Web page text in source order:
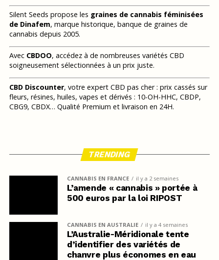
Silent Seeds propose les graines de cannabis féminisées
de Dinafem, marque historique, banque de graines de
cannabis depuis 2005.
Avec CBDOO, accédez à de nombreuses variétés CBD
soigneusement sélectionnées à un prix juste.
CBD Discounter, votre expert CBD pas cher : prix cassés sur
fleurs, résines, huiles, vapes et dérivés : 10-OH-HHC, CBDP,
CBG9, CBDX… Qualité Premium et livraison en 24H.
TRENDING
CANNABIS EN FRANCE il y a 2 semaines
L’amende « cannabis » portée à
500 euros par la loi RIPOST
CANNABIS EN AUSTRALIE il y a 4 semaines
L’Australie-Méridionale tente
d’identifier des variétés de
chanvre plus économes en eau